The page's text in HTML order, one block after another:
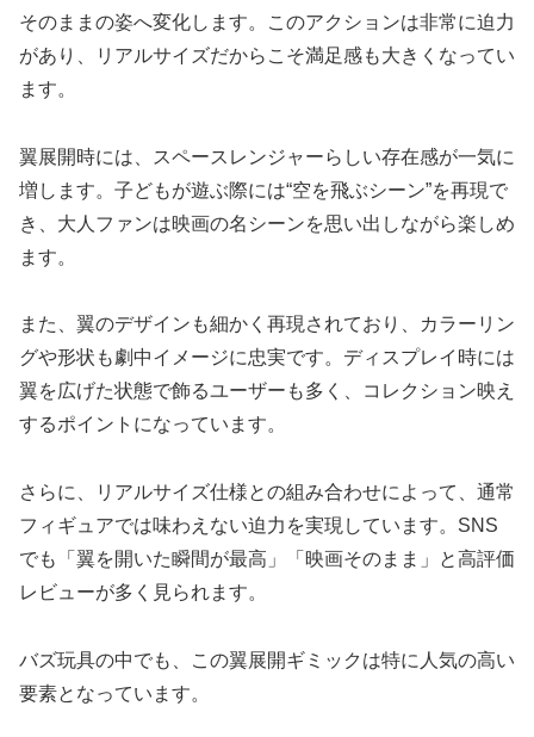
そのままの姿へ変化します。このアクションは非常に迫力
があり、リアルサイズだからこそ満足感も大きくなってい
ます。
翼展開時には、スペースレンジャーらしい存在感が一気に
増します。子どもが遊ぶ際には“空を飛ぶシーン”を再現で
き、大人ファンは映画の名シーンを思い出しながら楽しめ
ます。
また、翼のデザインも細かく再現されており、カラーリン
グや形状も劇中イメージに忠実です。ディスプレイ時には
翼を広げた状態で飾るユーザーも多く、コレクション映え
するポイントになっています。
さらに、リアルサイズ仕様との組み合わせによって、通常
フィギュアでは味わえない迫力を実現しています。SNS
でも「翼を開いた瞬間が最高」「映画そのまま」と高評価
レビューが多く見られます。
バズ玩具の中でも、この翼展開ギミックは特に人気の高い
要素となっています。